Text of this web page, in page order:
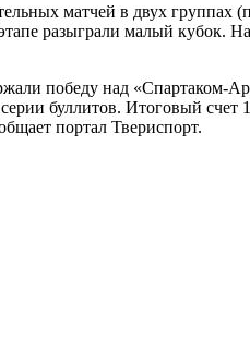
матчей в двух
разыграли малый кубок.
победу над «Спартаком-
буллитов. Итоговый
портал Твериспорт.